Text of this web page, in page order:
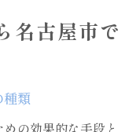
名古屋市で
類
の効果的な手段と